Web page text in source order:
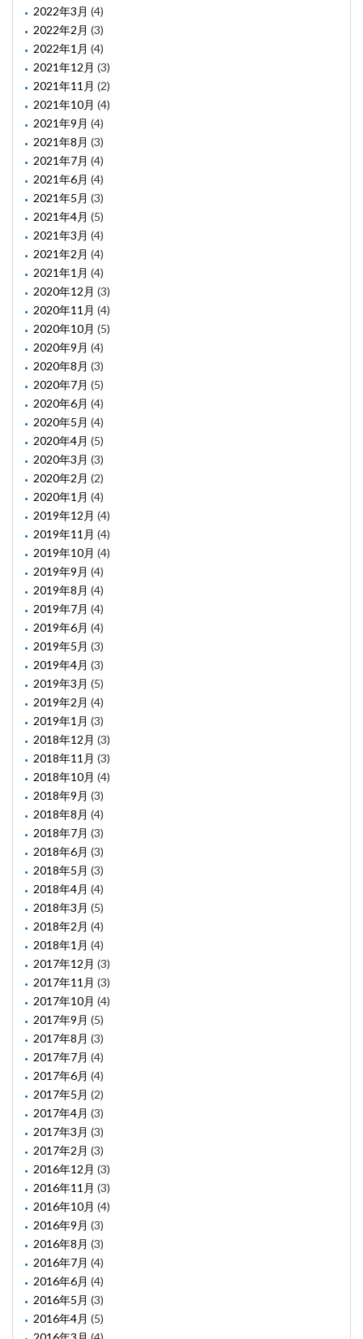
2022年3月 (4)
2022年2月 (3)
2022年1月 (4)
2021年12月 (3)
2021年11月 (2)
2021年10月 (4)
2021年9月 (4)
2021年8月 (3)
2021年7月 (4)
2021年6月 (4)
2021年5月 (3)
2021年4月 (5)
2021年3月 (4)
2021年2月 (4)
2021年1月 (4)
2020年12月 (3)
2020年11月 (4)
2020年10月 (5)
2020年9月 (4)
2020年8月 (3)
2020年7月 (5)
2020年6月 (4)
2020年5月 (4)
2020年4月 (5)
2020年3月 (3)
2020年2月 (2)
2020年1月 (4)
2019年12月 (4)
2019年11月 (4)
2019年10月 (4)
2019年9月 (4)
2019年8月 (4)
2019年7月 (4)
2019年6月 (4)
2019年5月 (3)
2019年4月 (3)
2019年3月 (5)
2019年2月 (4)
2019年1月 (3)
2018年12月 (3)
2018年11月 (3)
2018年10月 (4)
2018年9月 (3)
2018年8月 (4)
2018年7月 (3)
2018年6月 (3)
2018年5月 (3)
2018年4月 (4)
2018年3月 (5)
2018年2月 (4)
2018年1月 (4)
2017年12月 (3)
2017年11月 (3)
2017年10月 (4)
2017年9月 (5)
2017年8月 (3)
2017年7月 (4)
2017年6月 (4)
2017年5月 (2)
2017年4月 (3)
2017年3月 (3)
2017年2月 (3)
2016年12月 (3)
2016年11月 (3)
2016年10月 (4)
2016年9月 (3)
2016年8月 (3)
2016年7月 (4)
2016年6月 (4)
2016年5月 (3)
2016年4月 (5)